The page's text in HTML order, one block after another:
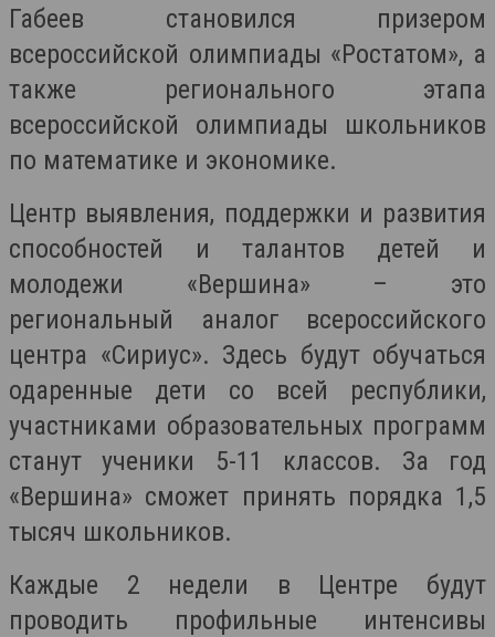
Габеев становился призером
всероссийской олимпиады «Ростатом», а
также регионального этапа
всероссийской олимпиады школьников
по математике и экономике.
Центр выявления, поддержки и развития
способностей и талантов детей и
молодежи «Вершина» – это
региональный аналог всероссийского
центра «Сириус». Здесь будут обучаться
одаренные дети со всей республики,
участниками образовательных программ
станут ученики 5-11 классов. За год
«Вершина» сможет принять порядка 1,5
тысяч школьников.
Каждые 2 недели в Центре будут
проводить профильные интенсивы